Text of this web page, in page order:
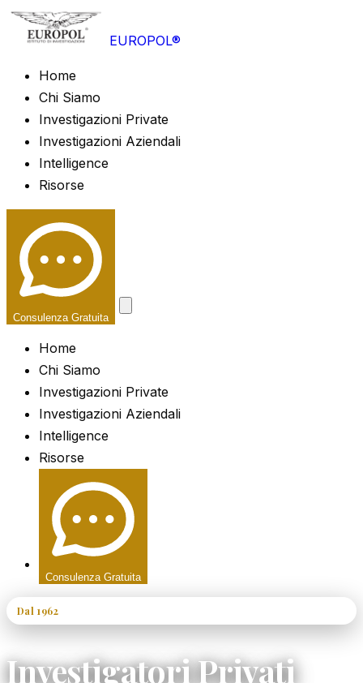
EUROPOL®
Home
Chi Siamo
Investigazioni Private
Investigazioni Aziendali
Intelligence
Risorse
Consulenza Gratuita
Home
Chi Siamo
Investigazioni Private
Investigazioni Aziendali
Intelligence
Risorse
Consulenza Gratuita
Dal 1962
Investigatori Privati